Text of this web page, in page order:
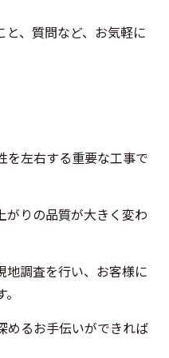
と、質問など、お気軽に
を左右する重要な工事で
がりの品質が大きく変わ
地調査を行い、お客様に
めるお手伝いができれば